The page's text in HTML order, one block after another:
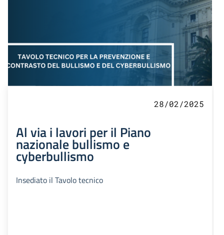
28/02/2025
Al via i lavori per il Piano
nazionale bullismo e
cyberbullismo
Insediato il Tavolo tecnico